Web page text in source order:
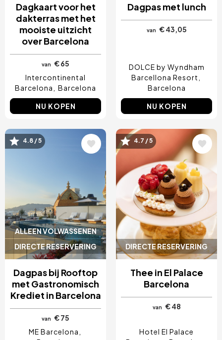
Dagkaart voor het
dakterras met het
mooiste uitzicht
over Barcelona
van
€ 65
Intercontinental
Barcelona
Barcelona
NU KOPEN
Dagpas met lunch
van € 43,05
DOLCE by Wyndham
Barcellona Resort
Barcelona
NU KOPEN
ALLEEN VOLWASSENEN
DIRECTE RESERVERING
Afbeelding
4.8 / 5
Dagpas bij Rooftop
met Gastronomisch
Krediet in Barcelona
van
€ 75
ME Barcelona
DIRECTE RESERVERING
Afbeelding
4.7 / 5
Thee in El Palace
Barcelona
van € 48
Hotel El Palace